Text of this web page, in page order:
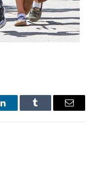
LinkedInTumblr Имэйл